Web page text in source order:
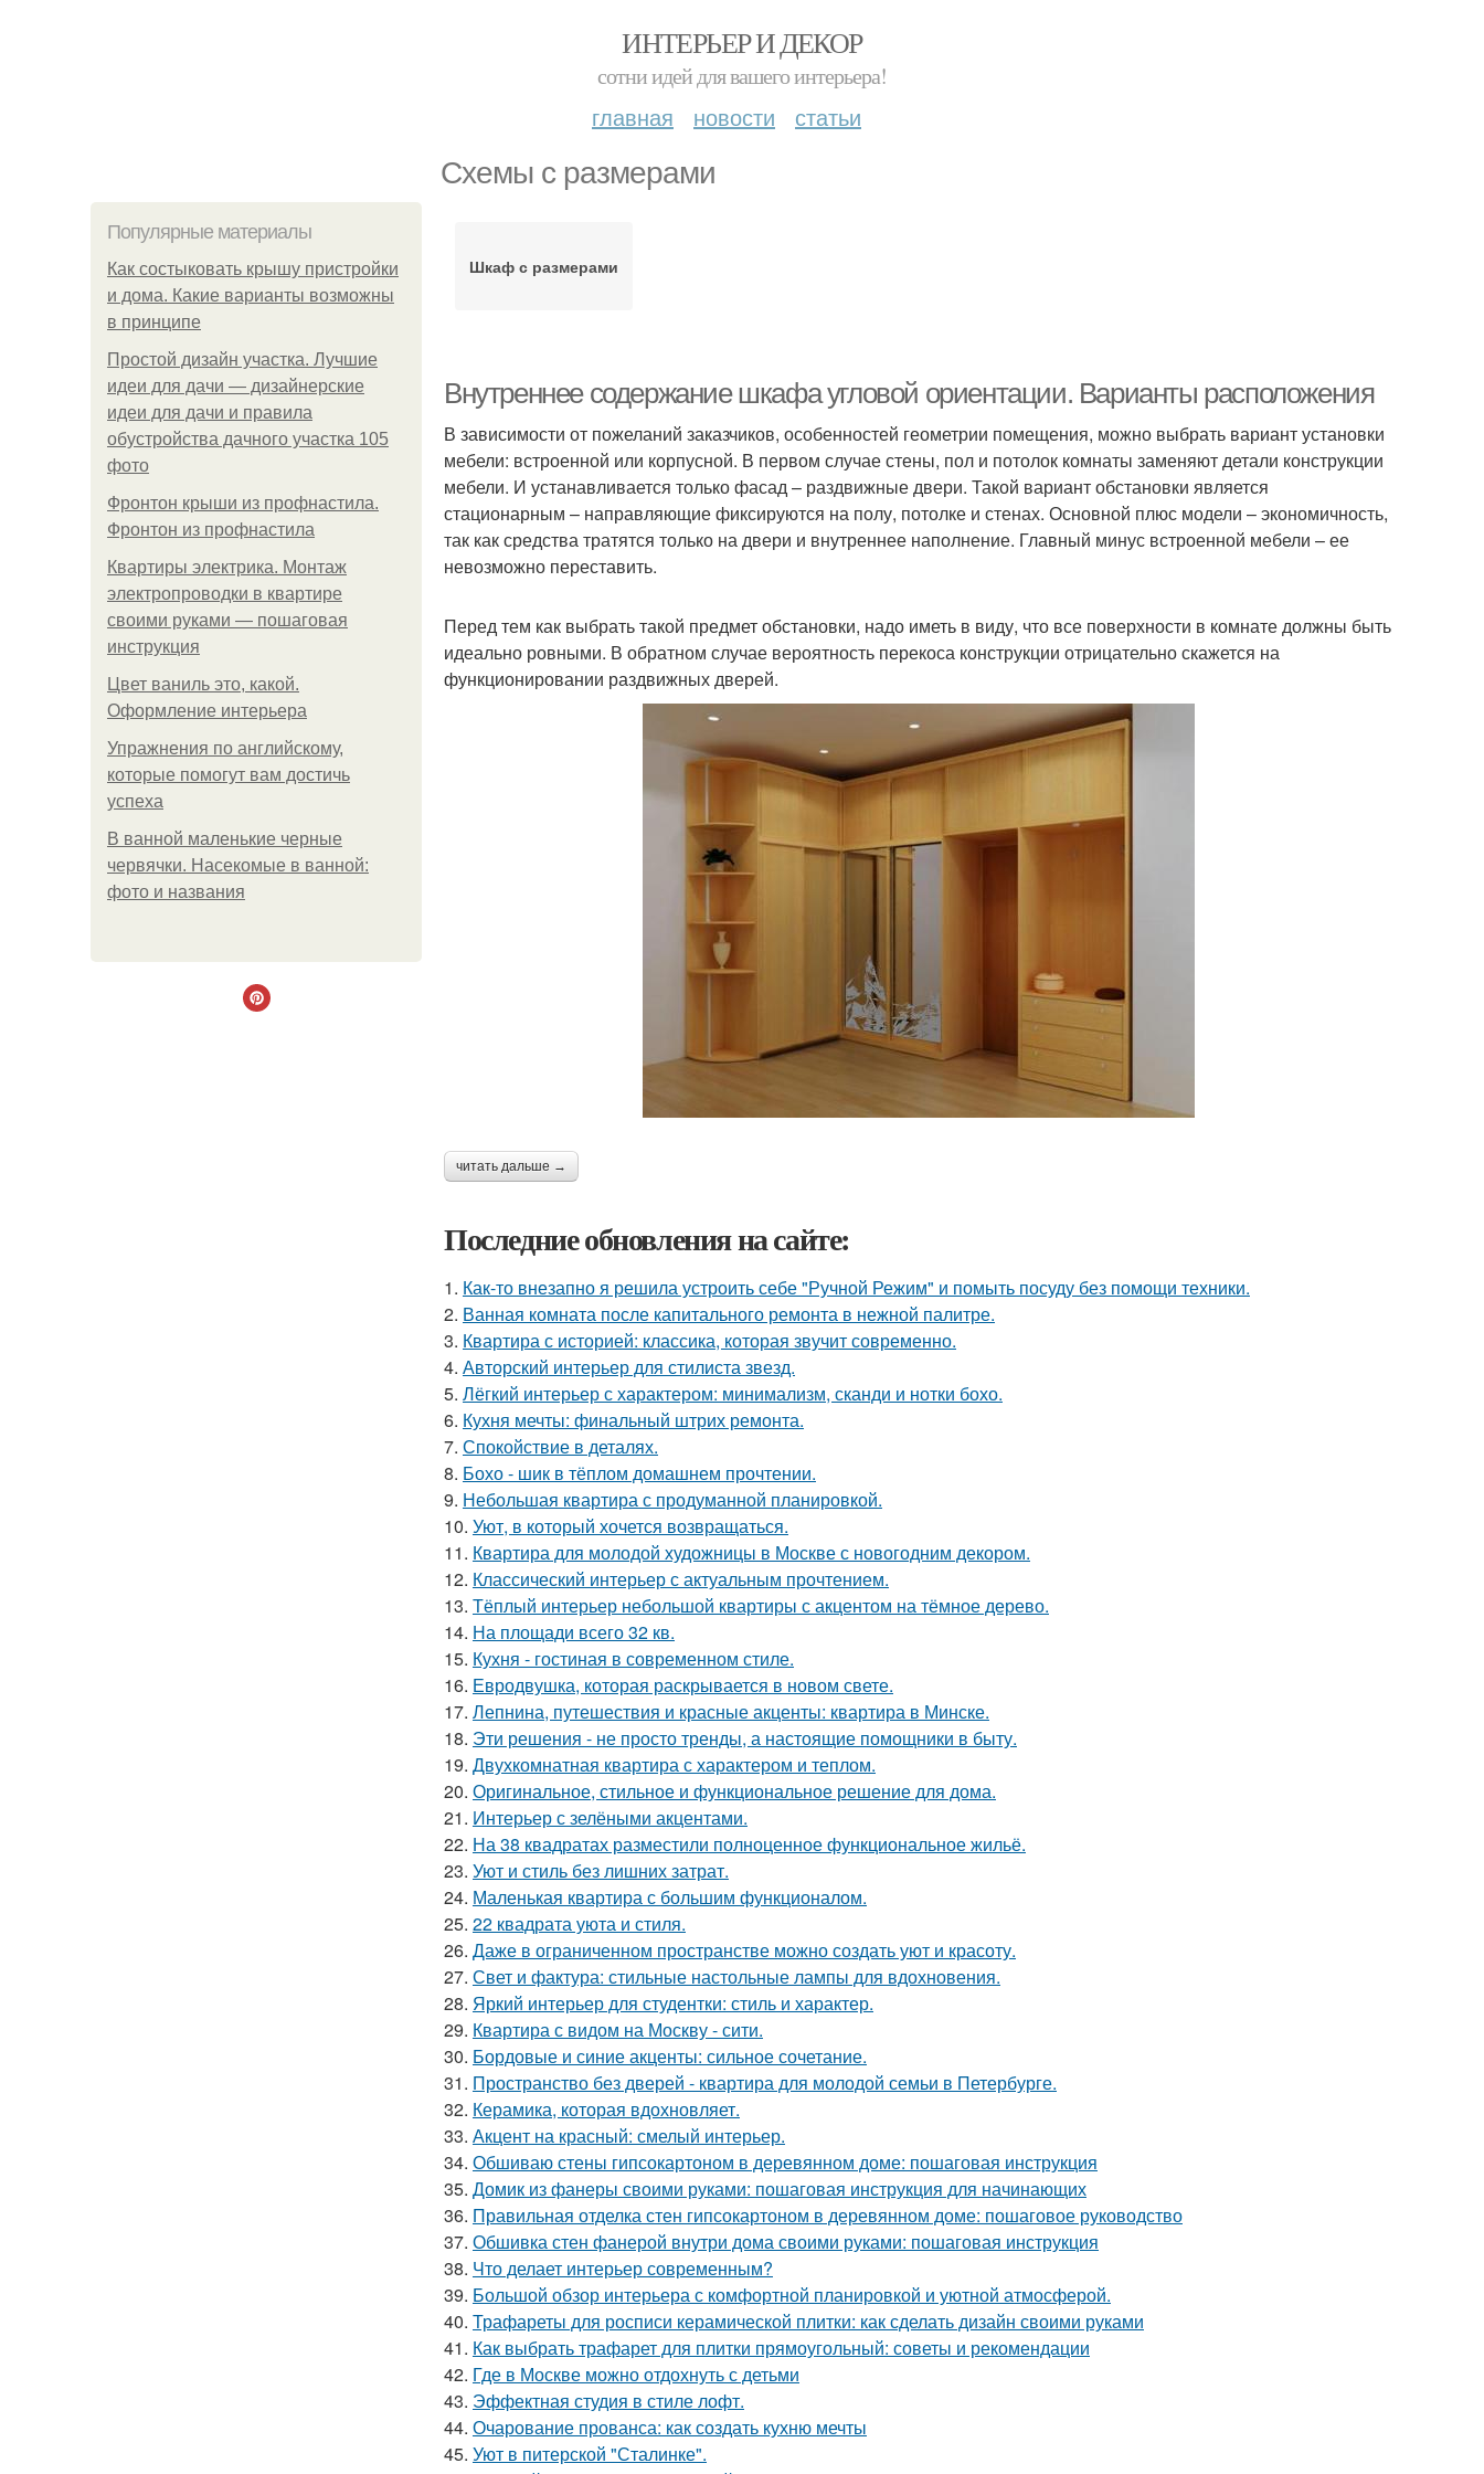
ИНТЕРЬЕР И ДЕКОР
сотни идей для вашего интерьера!
главная новости статьи
Схемы с размерами
Популярные материалы
Как состыковать крышу пристройки
и дома. Какие варианты возможны
в принципе
Простой дизайн участка. Лучшие
идеи для дачи — дизайнерские
идеи для дачи и правила
обустройства дачного участка 105
фото
Фронтон крыши из профнастила.
Фронтон из профнастила
Квартиры электрика. Монтаж
электропроводки в квартире
своими руками — пошаговая
инструкция
Цвет ваниль это, какой.
Оформление интерьера
Упражнения по английскому,
которые помогут вам достичь
успеха
В ванной маленькие черные
червячки. Насекомые в ванной:
фото и названия
Шкаф с размерами
Внутреннее содержание шкафа угловой ориентации. Варианты расположения
В зависимости от пожеланий заказчиков, особенностей геометрии помещения, можно выбрать вариант установки
мебели: встроенной или корпусной. В первом случае стены, пол и потолок комнаты заменяют детали конструкции
мебели. И устанавливается только фасад – раздвижные двери. Такой вариант обстановки является
стационарным – направляющие фиксируются на полу, потолке и стенах. Основной плюс модели – экономичность,
так как средства тратятся только на двери и внутреннее наполнение. Главный минус встроенной мебели – ее
невозможно переставить.
Перед тем как выбрать такой предмет обстановки, надо иметь в виду, что все поверхности в комнате должны быть
идеально ровными. В обратном случае вероятность перекоса конструкции отрицательно скажется на
функционировании раздвижных дверей.
читать дальше →
Последние обновления на сайте:
1. Как-то внезапно я решила устроить себе "Ручной Режим" и помыть посуду без помощи техники.
2. Ванная комната после капитального ремонта в нежной палитре.
3. Квартира с историей: классика, которая звучит современно.
4. Авторский интерьер для стилиста звезд.
5. Лёгкий интерьер с характером: минимализм, сканди и нотки бохо.
6. Кухня мечты: финальный штрих ремонта.
7. Спокойствие в деталях.
8. Бохо - шик в тёплом домашнем прочтении.
9. Небольшая квартира с продуманной планировкой.
10. Уют, в который хочется возвращаться.
11. Квартира для молодой художницы в Москве с новогодним декором.
12. Классический интерьер с актуальным прочтением.
13. Тёплый интерьер небольшой квартиры с акцентом на тёмное дерево.
14. На площади всего 32 кв.
15. Кухня - гостиная в современном стиле.
16. Евродвушка, которая раскрывается в новом свете.
17. Лепнина, путешествия и красные акценты: квартира в Минске.
18. Эти решения - не просто тренды, а настоящие помощники в быту.
19. Двухкомнатная квартира с характером и теплом.
20. Оригинальное, стильное и функциональное решение для дома.
21. Интерьер с зелёными акцентами.
22. На 38 квадратах разместили полноценное функциональное жильё.
23. Уют и стиль без лишних затрат.
24. Маленькая квартира с большим функционалом.
25. 22 квадрата уюта и стиля.
26. Даже в ограниченном пространстве можно создать уют и красоту.
27. Свет и фактура: стильные настольные лампы для вдохновения.
28. Яркий интерьер для студентки: стиль и характер.
29. Квартира с видом на Москву - сити.
30. Бордовые и синие акценты: сильное сочетание.
31. Пространство без дверей - квартира для молодой семьи в Петербурге.
32. Керамика, которая вдохновляет.
33. Акцент на красный: смелый интерьер.
34. Обшиваю стены гипсокартоном в деревянном доме: пошаговая инструкция
35. Домик из фанеры своими руками: пошаговая инструкция для начинающих
36. Правильная отделка стен гипсокартоном в деревянном доме: пошаговое руководство
37. Обшивка стен фанерой внутри дома своими руками: пошаговая инструкция
38. Что делает интерьер современным?
39. Большой обзор интерьера с комфортной планировкой и уютной атмосферой.
40. Трафареты для росписи керамической плитки: как сделать дизайн своими руками
41. Как выбрать трафарет для плитки прямоугольный: советы и рекомендации
42. Где в Москве можно отдохнуть с детьми
43. Эффектная студия в стиле лофт.
44. Очарование прованса: как создать кухню мечты
45. Уют в питерской "Сталинке".